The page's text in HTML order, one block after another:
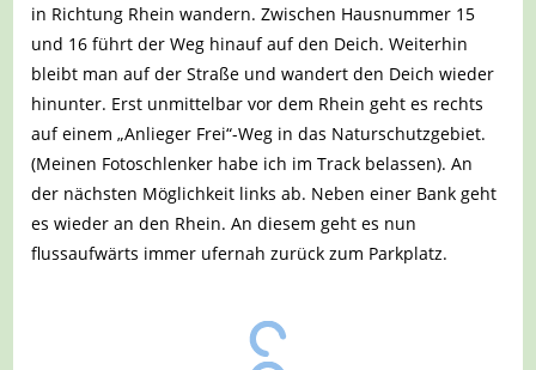
in Richtung Rhein wandern. Zwischen Hausnummer 15
und 16 führt der Weg hinauf auf den Deich. Weiterhin
bleibt man auf der Straße und wandert den Deich wieder
hinunter. Erst unmittelbar vor dem Rhein geht es rechts
auf einem „Anlieger Frei“-Weg in das Naturschutzgebiet.
(Meinen Fotoschlenker habe ich im Track belassen). An
der nächsten Möglichkeit links ab. Neben einer Bank geht
es wieder an den Rhein. An diesem geht es nun
flussaufwärts immer ufernah zurück zum Parkplatz.